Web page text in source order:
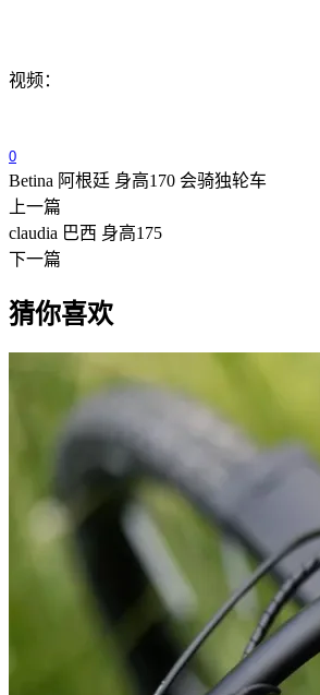
视频：
0
Betina 阿根廷 身高170 会骑独轮车
上一篇
claudia 巴西 身高175
下一篇
猜你喜欢